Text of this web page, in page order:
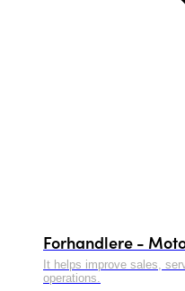
Forhandlere -
It helps improve sales,
operations.